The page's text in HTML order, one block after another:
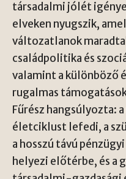
társadalmi jólét
elveken nyugszik,
változatlanok
családpolitika és
valamint a
rugalmas
Fűrész hangsúlyozta:
életciklust lefedi, a
a hosszú távú
helyezi előtérbe, és a